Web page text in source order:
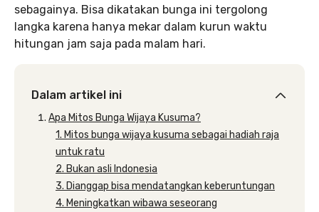
sebagainya. Bisa dikatakan bunga ini tergolong
langka karena hanya mekar dalam kurun waktu
hitungan jam saja pada malam hari.
Dalam artikel ini
Apa Mitos Bunga Wijaya Kusuma?
1. Mitos bunga wijaya kusuma sebagai hadiah raja
untuk ratu
2. Bukan asli Indonesia
3. Dianggap bisa mendatangkan keberuntungan
4. Meningkatkan wibawa seseorang